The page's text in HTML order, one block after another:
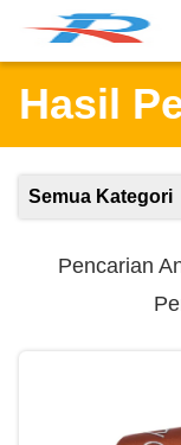
Hasil
Semua Kategori
Pencarian